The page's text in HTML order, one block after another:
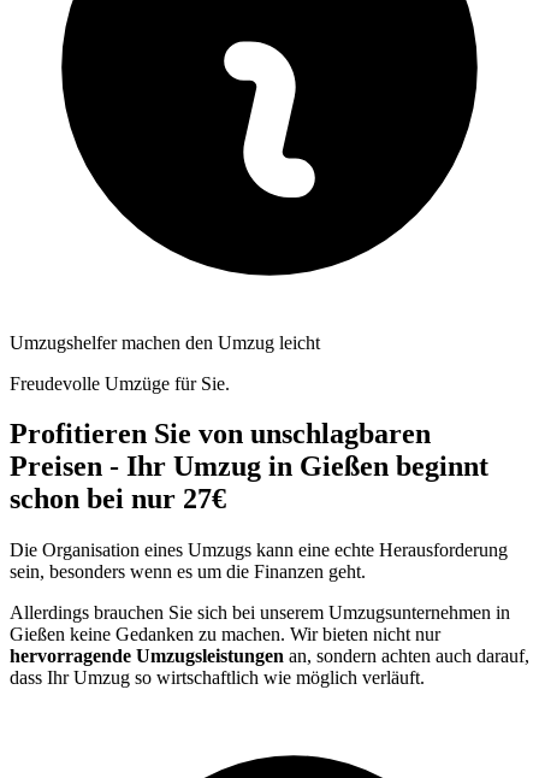
Umzugshelfer machen den Umzug leicht
Freudevolle Umzüge für Sie.
Profitieren Sie von unschlagbaren
Preisen - Ihr Umzug in Gießen beginnt
schon bei nur 27€
Die Organisation eines Umzugs kann eine echte Herausforderung
sein, besonders wenn es um die Finanzen geht.
Allerdings brauchen Sie sich bei unserem Umzugsunternehmen in
Gießen keine Gedanken zu machen. Wir bieten nicht nur
hervorragende Umzugsleistungen an, sondern achten auch darauf,
dass Ihr Umzug so wirtschaftlich wie möglich verläuft.